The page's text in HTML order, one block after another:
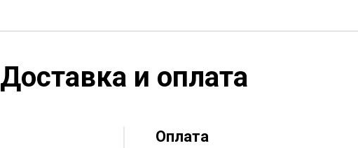
Доставка и оплата
Оплата